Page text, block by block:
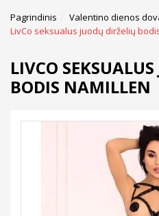
Pagrindinis
Valentino dienos
LivCo seksualus juodų dirželių
LIVCO
BODIS NAMILLEN